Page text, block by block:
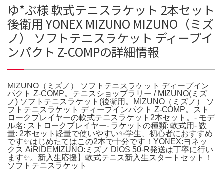
ゆ*ぶ様 軟式テニスラケット 2本セット
後衛用 YONEX MIZUNO MIZUNO（ミズ
ノ） ソフトテニスラケット ディープイ
ンパクト Z-COMPの詳細情報
MIZUNO（ミズノ） ソフトテニスラケット ディープイン
パクト Z-COMP。テニスショップラリー / MIZUNO(ミズ
ノ) ソフトテニスラケット(後衛用。MIZUNO（ミズノ） ソ
フトテニスラケット ディープインパクト Z-COMP。スト
ロークプレイヤーの軟式テニスラケット2本セット。- モデ
ル名: ストロークプレイヤー- ラケットの種類: 軟式用- 数
量: 2本セット軽量で使いやすい✨学生、初心者におすすめ
です✨はじめたてはこの2本で十分です！YONEX:ヨネッ
クス AiRIDEMIZUNO:ミズノ DIOS 50-R発送は丁寧に行い
ます✨。新入生応援】軟式テニス新入生スタートセット！
ソフトテニスラケット